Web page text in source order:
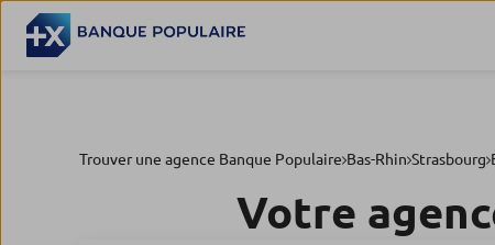
Trouver une agence Banque Populaire Bas-Rhin Strasbourg
Votre